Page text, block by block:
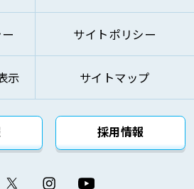
連業およびこれらに付帯・
スの提供のため
する場合には、変更後の利用
的と相当の関連性を有すると
範囲においてのみ変更を行い、
し、原則として書面等（電磁
）により通知し、または弊社の
り公表します。
サイトポリシー
示 サイトマップ
採用情報